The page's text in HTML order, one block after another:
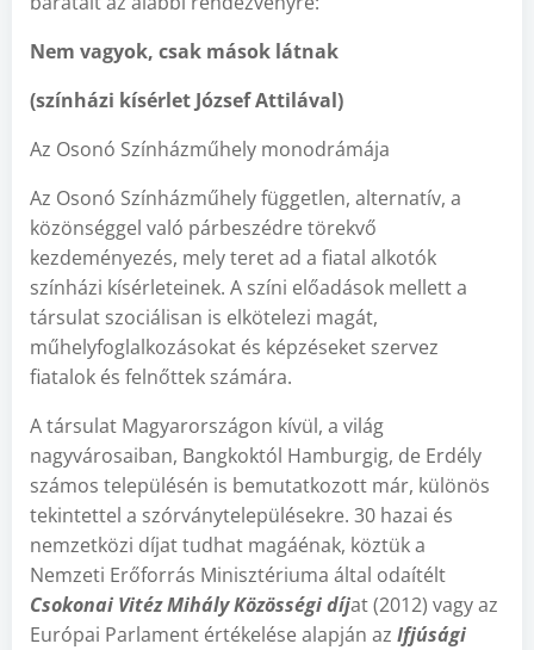
Nem vagyok, csak mások látnak
(színházi kísérlet József Attilával)
Az Osonó Színházműhely monodrámája
Az Osonó Színházműhely független, alternatív, a
közönséggel való párbeszédre törekvő
kezdeményezés, mely teret ad a fiatal alkotók
színházi kísérleteinek. A színi előadások mellett a
társulat szociálisan is elkötelezi magát,
műhelyfoglalkozásokat és képzéseket szervez
fiatalok és felnőttek számára.
A társulat Magyarországon kívül, a világ
nagyvárosaiban, Bangkoktól Hamburgig, de Erdély
számos településén is bemutatkozott már, különös
tekintettel a szórványtelepülésekre. 30 hazai és
nemzetközi díjat tudhat magáénak, köztük a
Nemzeti Erőforrás Minisztériuma által odaítélt
Csokonai Vitéz Mihály Közösségi díjat (2012) vagy az
Európai Parlament értékelése alapján az Ifjúsági